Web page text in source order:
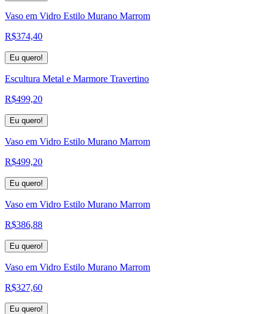
Vaso em Vidro Estilo Murano Marrom
R$374,40
Eu quero!
Escultura Metal e Marmore Travertino
R$499,20
Eu quero!
Vaso em Vidro Estilo Murano Marrom
R$499,20
Eu quero!
Vaso em Vidro Estilo Murano Marrom
R$386,88
Eu quero!
Vaso em Vidro Estilo Murano Marrom
R$327,60
Eu quero!